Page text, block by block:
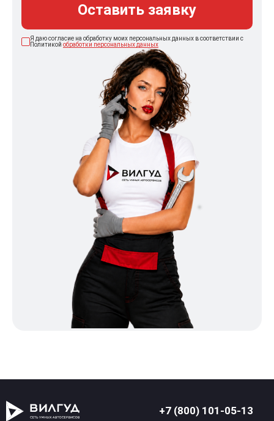
Оставить заявку
Я даю согласие на обработку моих персональных данных в соответствии с
Политикой обработки персональных данных
+7 (800) 101-05-13